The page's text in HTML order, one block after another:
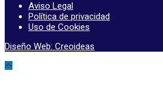
Aviso Legal
Política de privacidad
Uso de Cookies
Diseño Web: Creoideas